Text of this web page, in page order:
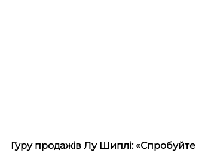
Гуру продажів Лу Шиплі: «Спробуйте